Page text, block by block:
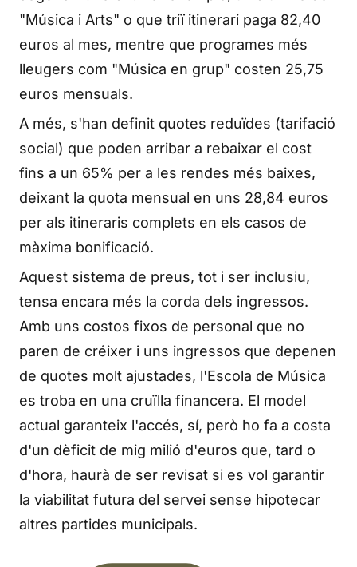
"Música i Arts" o que triï itinerari paga 82,40
euros al mes, mentre que programes més
lleugers com "Música en grup" costen 25,75
euros mensuals.
A més, s'han definit quotes reduïdes (tarifació
social) que poden arribar a rebaixar el cost
fins a un 65% per a les rendes més baixes,
deixant la quota mensual en uns 28,84 euros
per als itineraris complets en els casos de
màxima bonificació.
Aquest sistema de preus, tot i ser inclusiu,
tensa encara més la corda dels ingressos.
Amb uns costos fixos de personal que no
paren de créixer i uns ingressos que depenen
de quotes molt ajustades, l'Escola de Música
es troba en una cruïlla financera. El model
actual garanteix l'accés, sí, però ho fa a costa
d'un dèficit de mig milió d'euros que, tard o
d'hora, haurà de ser revisat si es vol garantir
la viabilitat futura del servei sense hipotecar
altres partides municipals.